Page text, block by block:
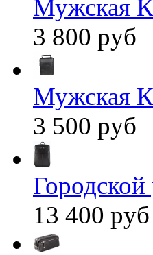
Мужская
3 800 руб
Мужская
3 500 руб
13 400 руб